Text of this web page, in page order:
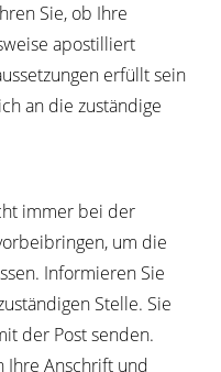
Sie, ob Ihre
apostilliert
erfüllt sein
an die zuständige
immer bei der
um die
Informieren Sie
Stelle. Sie
der Post senden.
Ihre Anschrift und